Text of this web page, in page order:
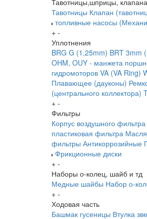
Тавотницы,шприцы,
Тавотницы Клапан
топливные насосы
+ -
Уплотнения
BRG G (1,25mm) BRT 3mm
OHM, OUY - манжета
гидромоторов VA (VA Ring)
Плавающее (дауконы)
(центрального коллектора)
+ -
Фильтры
Корпус воздушного фильтра
пластиковая фильтра
фильтры Антикоррозийные
Фрикционные диски
+ -
Наборы о-колец, шайб и тд
Медные шайбы Набор о-
+ -
Ходовая часть
Башмак гусеницы Втулка